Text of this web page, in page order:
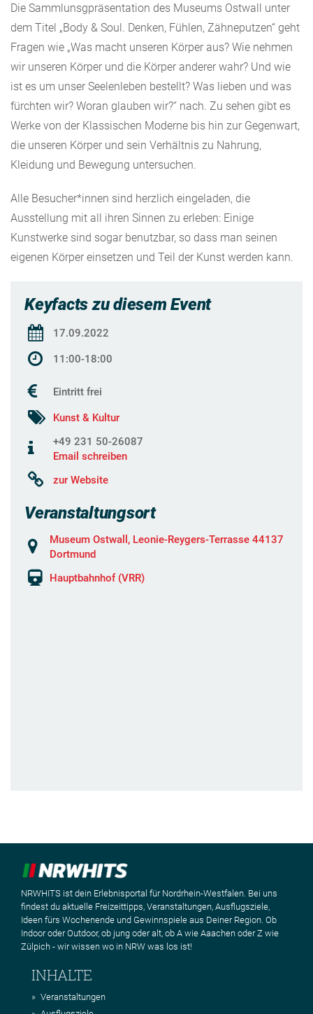
Die Sammlunsgpräsentation des Museums Ostwall unter
dem Titel „Body & Soul. Denken, Fühlen, Zähneputzen“ geht
Fragen wie „Was macht unseren Körper aus? Wie nehmen
wir unseren Körper und die Körper anderer wahr? Und wie
ist es um unser Seelenleben bestellt? Was lieben und was
fürchten wir? Woran glauben wir?“ nach. Zu sehen gibt es
Werke von der Klassischen Moderne bis hin zur Gegenwart,
die unseren Körper und sein Verhältnis zu Nahrung,
Kleidung und Bewegung untersuchen.
Alle Besucher*innen sind herzlich eingeladen, die
Ausstellung mit all ihren Sinnen zu erleben: Einige
Kunstwerke sind sogar benutzbar, so dass man seinen
eigenen Körper einsetzen und Teil der Kunst werden kann.
Keyfacts zu diesem Event
17.09.2022
11:00-18:00
Eintritt frei
Kunst & Kultur
+49 231 50-26087
Email schreiben
zur Website
Veranstaltungsort
Museum Ostwall, Leonie-Reygers-Terrasse 44137
Dortmund
Hauptbahnhof (VRR)
NRWHITS ist dein Erlebnisportal für Nordrhein-Westfalen. Bei uns
findest du aktuelle Freizeittipps, Veranstaltungen, Ausflugsziele,
Ideen fürs Wochenende und Gewinnspiele aus Deiner Region. Ob
Indoor oder Outdoor, ob jung oder alt, ob A wie Aaachen oder Z wie
Zülpich - wir wissen wo in NRW was los ist!
INHALTE
Veranstaltungen